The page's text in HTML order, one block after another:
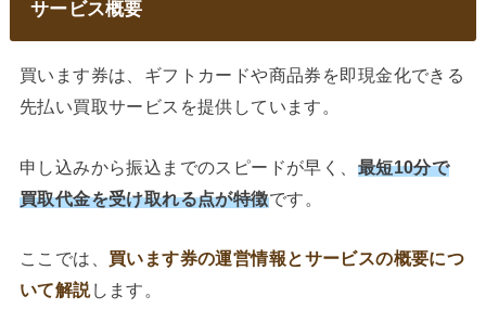
サービス概要
買います券は、ギフトカードや商品券を即現金化できる
先払い買取サービスを提供しています。
申し込みから振込までのスピードが早く、 最短10分で
買取代金を受け取れる点が特徴です。
ここでは、 買います券の運営情報とサービスの概要につ
いて解説します。